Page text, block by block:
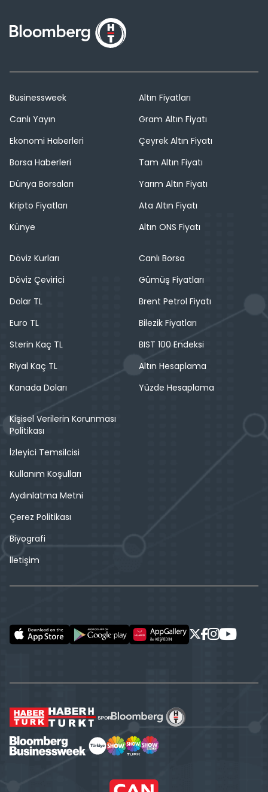
Businessweek
Canlı Yayın
Ekonomi Haberleri
Borsa Haberleri
Dünya Borsaları
Kripto Fiyatları
Künye
Altın Fiyatları
Gram Altın Fiyatı
Çeyrek Altın Fiyatı
Tam Altın Fiyatı
Yarım Altın Fiyatı
Ata Altın Fiyatı
Altın ONS Fiyatı
Döviz Kurları
Döviz Çevirici
Dolar TL
Euro TL
Sterin Kaç TL
Riyal Kaç TL
Kanada Doları
Canlı Borsa
Gümüş Fiyatları
Brent Petrol Fiyatı
Bilezik Fiyatları
BIST 100 Endeksi
Altın Hesaplama
Yüzde Hesaplama
Kişisel Verilerin Korunması
Politikası
İzleyici Temsilcisi
Kullanım Koşulları
Aydınlatma Metni
Çerez Politikası
Biyografi
İletişim